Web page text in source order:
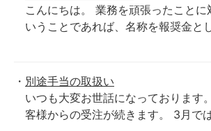
こんにちは。 業務を頑張ったことに
いうことであれば、名称を報奨金と
別途手当の取扱い
いつも大変お世話になっております
客様からの受注が続きます。 3月で